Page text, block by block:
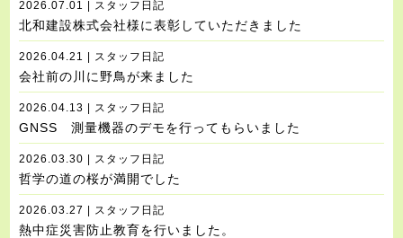
2026.07.01 | スタッフ日記
北和建設株式会社様に表彰していただきました
2026.04.21 | スタッフ日記
会社前の川に野鳥が来ました
2026.04.13 | スタッフ日記
GNSS 測量機器のデモを行ってもらいました
2026.03.30 | スタッフ日記
哲学の道の桜が満開でした
2026.03.27 | スタッフ日記
熱中症災害防止教育を行いました。